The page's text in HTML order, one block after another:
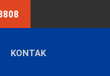
KONTAK